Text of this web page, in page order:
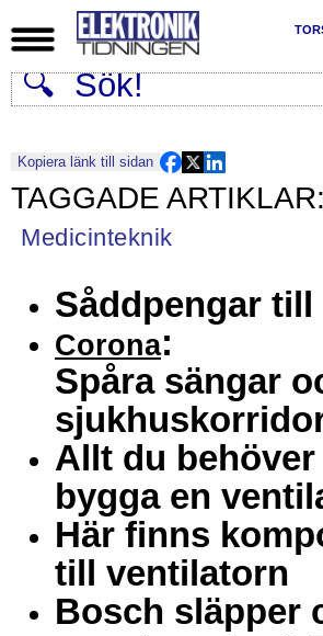
Kopiera länk till sidan
Medicinteknik
Såddpengar
Corona:
Spåra sängar
Allt du
bygga en
Här finns
till ventilatorn
Bosch släpper